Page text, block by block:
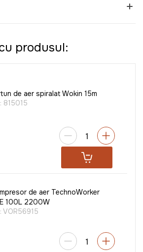
produsul:
de aer spiralat Wokin 15m
815015
de aer TechnoWorker
100L 2200W
VOR56915